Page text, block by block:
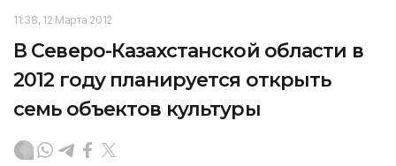
11:38, 12 Марта 2012
В Северо-Казахстанской области в
2012 году планируется открыть
семь объектов культуры